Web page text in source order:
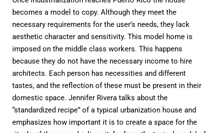
becomes a model to copy. Although they meet the
necessary requirements for the user’s needs, they lack
aesthetic character and sensitivity. This model home is
imposed on the middle class workers. This happens
because they do not have the necessary income to hire
architects. Each person has necessities and different
tastes, and the reflection of these must be present in their
domestic space. Jennifer Rivera talks about the
“standardized recipe” of a typical urbanization house and
emphasizes how important it is to create a space for the